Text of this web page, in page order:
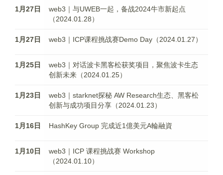
1月27日
web3｜与UWEB一起，备战2024牛市新起点
（2024.01.28）
1月27日 web3｜ICP课程挑战赛Demo Day（2024.01.27）
1月25日
web3｜对话波卡黑客松获奖项目，聚焦波卡生态
创新未来（2024.01.25）
1月23日
web3｜starknet探秘 AW Research生态、黑客松
创新与成功项目分享（2024.01.23）
1月16日 HashKey Group 完成近1億美元A輪融資
1月10日
web3｜ICP 课程挑战赛 Workshop
（2024.01.10）